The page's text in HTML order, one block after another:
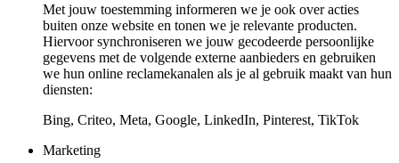
Met jouw toestemming informeren we je ook over acties
buiten onze website en tonen we je relevante producten.
Hiervoor synchroniseren we jouw gecodeerde persoonlijke
gegevens met de volgende externe aanbieders en gebruiken
we hun online reclamekanalen als je al gebruik maakt van hun
diensten:
Bing, Criteo, Meta, Google, LinkedIn, Pinterest, TikTok
Marketing